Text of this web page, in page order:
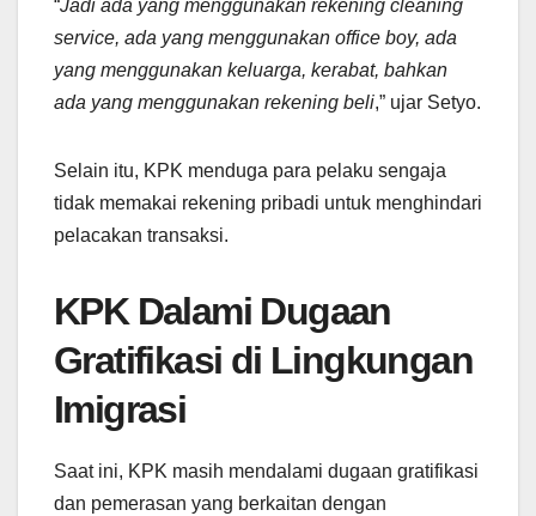
“Jadi ada yang menggunakan rekening cleaning
service, ada yang menggunakan office boy, ada
yang menggunakan keluarga, kerabat, bahkan
ada yang menggunakan rekening beli,” ujar Setyo.
Selain itu, KPK menduga para pelaku sengaja
tidak memakai rekening pribadi untuk menghindari
pelacakan transaksi.
KPK Dalami Dugaan
Gratifikasi di Lingkungan
Imigrasi
Saat ini, KPK masih mendalami dugaan gratifikasi
dan pemerasan yang berkaitan dengan